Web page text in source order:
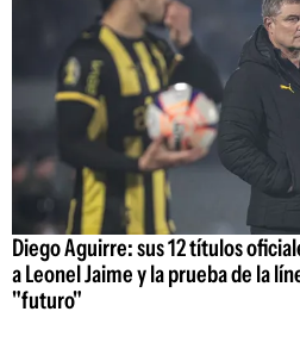
Diego Aguirre: sus 12 títulos
a Leonel Jaime y la prueba de la
"futuro"